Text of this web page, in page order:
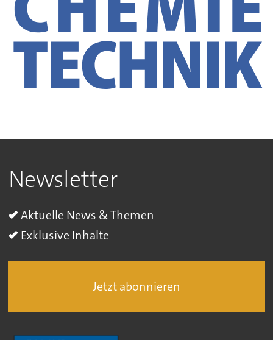
Newsletter
Aktuelle News & Themen
Exklusive Inhalte
Jetzt abonnieren